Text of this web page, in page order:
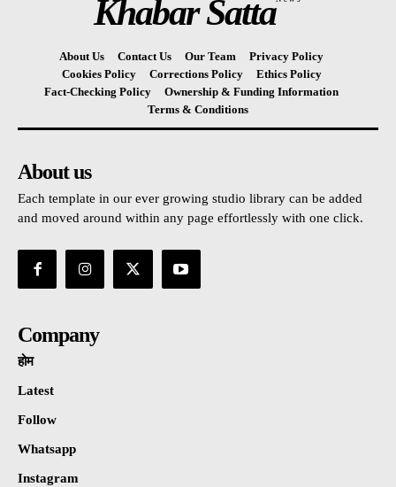
Khabar Satta
About Us Contact Us Our Team
Privacy Policy
Cookies Policy
Corrections Policy
Ethics Policy
Fact-Checking Policy
Ownership & Funding Information
Terms & Conditions
About us
Each template in our ever growing studio library can be added
and moved around within any page effortlessly with one click.
Company
होम
Latest
Follow
Whatsapp
Instagram